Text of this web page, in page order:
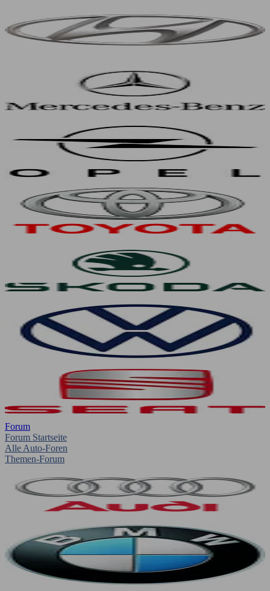
Forum
Forum Startseite
Alle Auto-Foren
Themen-Forum